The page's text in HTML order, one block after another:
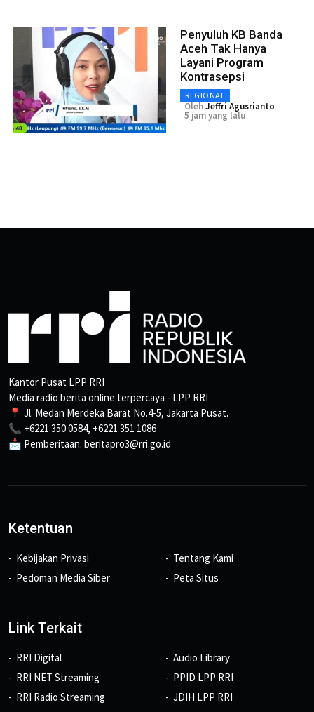
Penyuluh KB Banda
Aceh Tak Hanya
Layani Program
Kontrasepsi
REGIONAL
OlehJeffri Agusrianto
5 jam yang lalu
Kantor Pusat LPP RRI
Media radio berita online terpercaya - LPP RRI
📍 Jl. Medan Merdeka Barat No.4-5, Jakarta Pusat.
📞 +6221 350 0584, +6221 351 1086
📩 Pemberitaan: beritapro3@rri.go.id
Ketentuan
Kebijakan Privasi
Pedoman Media Siber
Tentang Kami
Peta Situs
Link Terkait
RRI Digital
RRI NET Streaming
RRI Radio Streaming
Audio Library
PPID LPP RRI
JDIH LPP RRI